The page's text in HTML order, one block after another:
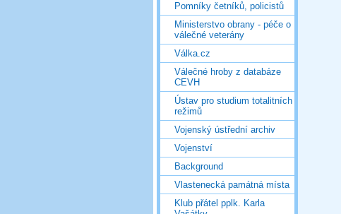
Pomníky četníků, policistů
Ministerstvo obrany - péče o
válečné veterány
Válka.cz
Válečné hroby z databáze
CEVH
Ústav pro studium totalitních
režimů
Vojenský ústřední archiv
Vojenství
Background
Vlastenecká památná místa
Klub přátel pplk. Karla